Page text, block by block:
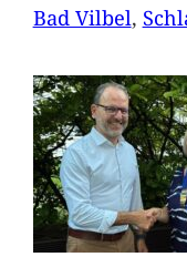
Bad Vilbel,